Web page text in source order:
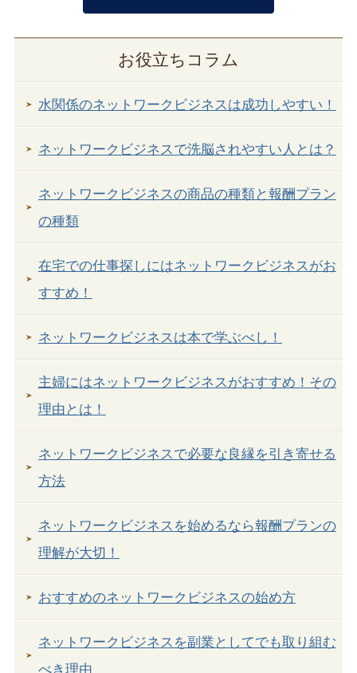
お役立ちコラム
水関係のネットワークビジネスは成功しやすい！
ネットワークビジネスで洗脳されやすい人とは？
ネットワークビジネスの商品の種類と報酬プラン
の種類
在宅での仕事探しにはネットワークビジネスがお
すすめ！
ネットワークビジネスは本で学ぶべし！
主婦にはネットワークビジネスがおすすめ！その
理由とは！
ネットワークビジネスで必要な良縁を引き寄せる
方法
ネットワークビジネスを始めるなら報酬プランの
理解が大切！
おすすめのネットワークビジネスの始め方
ネットワークビジネスを副業としてでも取り組む
べき理由